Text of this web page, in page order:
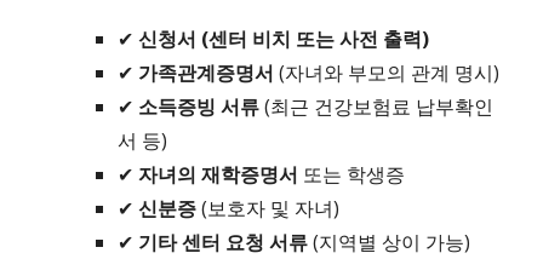
✔신청서 (센터 비치 또는 사전 출력)
✔ 가족관계증명서 (자녀와 부모의 관계 명시)
✔ 소득증빙 서류(최근 건강보험료 납부확인
서 등)
✔자녀의 재학증명서 또는 학생증
✔신분증(보호자 및 자녀)
✔ 기타 센터 요청 서류(지역별 상이 가능)